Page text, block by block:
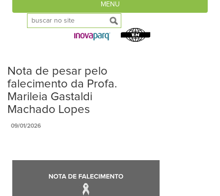
MENU
Nota de pesar pelo
falecimento da Profa.
Marileia Gastaldi
Machado Lopes
09/01/2026